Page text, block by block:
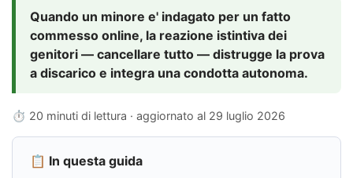
Quando un minore e' indagato per un fatto
commesso online, la reazione istintiva dei
genitori — cancellare tutto — distrugge la prova
a discarico e integra una condotta autonoma.
⏱ 20 minuti di lettura · aggiornato al 29 luglio 2026
📋 In questa guida